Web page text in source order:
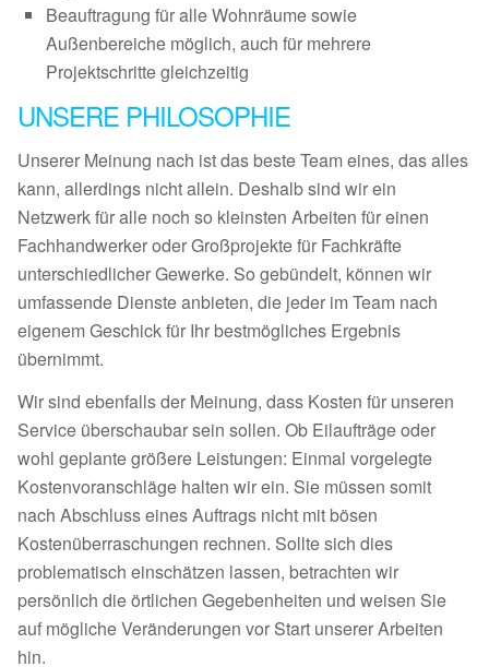
Beauftragung für alle Wohnräume sowie
Außenbereiche möglich, auch für mehrere
Projektschritte gleichzeitig
UNSERE PHILOSOPHIE
Unserer Meinung nach ist das beste Team eines, das alles
kann, allerdings nicht allein. Deshalb sind wir ein
Netzwerk für alle noch so kleinsten Arbeiten für einen
Fachhandwerker oder Großprojekte für Fachkräfte
unterschiedlicher Gewerke. So gebündelt, können wir
umfassende Dienste anbieten, die jeder im Team nach
eigenem Geschick für Ihr bestmögliches Ergebnis
übernimmt.
Wir sind ebenfalls der Meinung, dass Kosten für unseren
Service überschaubar sein sollen. Ob Eilaufträge oder
wohl geplante größere Leistungen: Einmal vorgelegte
Kostenvoranschläge halten wir ein. Sie müssen somit
nach Abschluss eines Auftrags nicht mit bösen
Kostenüberraschungen rechnen. Sollte sich dies
problematisch einschätzen lassen, betrachten wir
persönlich die örtlichen Gegebenheiten und weisen Sie
auf mögliche Veränderungen vor Start unserer Arbeiten
hin.